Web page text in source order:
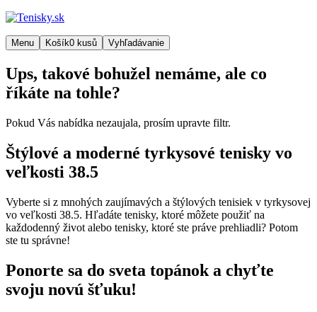
Menu Košík0 kusů Vyhľadávanie
Ups, takové bohužel nemáme, ale co
říkáte na tohle?
Pokud Vás nabídka nezaujala, prosím upravte filtr.
Štýlové a moderné tyrkysové tenisky vo
veľkosti 38.5
Vyberte si z mnohých zaujímavých a štýlových tenisiek v tyrkysovej
vo veľkosti 38.5. Hľadáte tenisky, ktoré môžete použiť na
každodenný život alebo tenisky, ktoré ste práve prehliadli? Potom
ste tu správne!
Ponorte sa do sveta topánok a chyťte
svoju novú šťuku!